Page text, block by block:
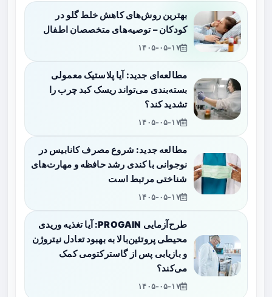
بهترین روش‌های کاهش خلط گلو در
کودکان – توصیه‌های متخصصان اطفال
۱۴۰۵-۰۵-۱۷
مطالعه‌ای جدید: آیا پلاستیک معمولی
بسته‌بندی می‌تواند ریسک کبد چرب را
تشدید کند؟
۱۴۰۵-۰۵-۱۷
مطالعه جدید: شروع مصرف کانابیس در
نوجوانی با کندی رشد حافظه و مهارت‌های
شناختی مرتبط است
۱۴۰۵-۰۵-۱۷
طرح‌آزمایی PROGAIN: آیا تغذیه وریدی
محیطی پروتئین‌بالا به بهبود تعادل نیتروژن
و بازیابی پس از گاسترکتومی کمک
می‌کند؟
۱۴۰۵-۰۵-۱۷